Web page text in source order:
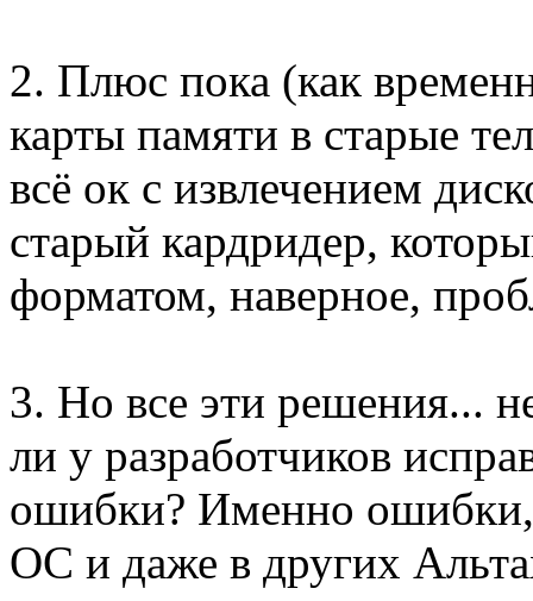
2. Плюс пока (как
карты памяти в старые
всё ок с извлечением
старый кардридер,
форматом, наверное,
3. Но все эти решения...
ли у разработчиков
ошибки? Именно ошибки,
ОС и даже в других